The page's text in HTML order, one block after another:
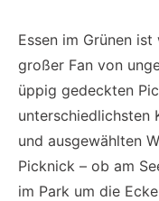
Essen im Grünen
großer Fan von
üppig gedeckten
unterschiedlichsten
und ausgewählten
Picknick – ob am
im Park um die